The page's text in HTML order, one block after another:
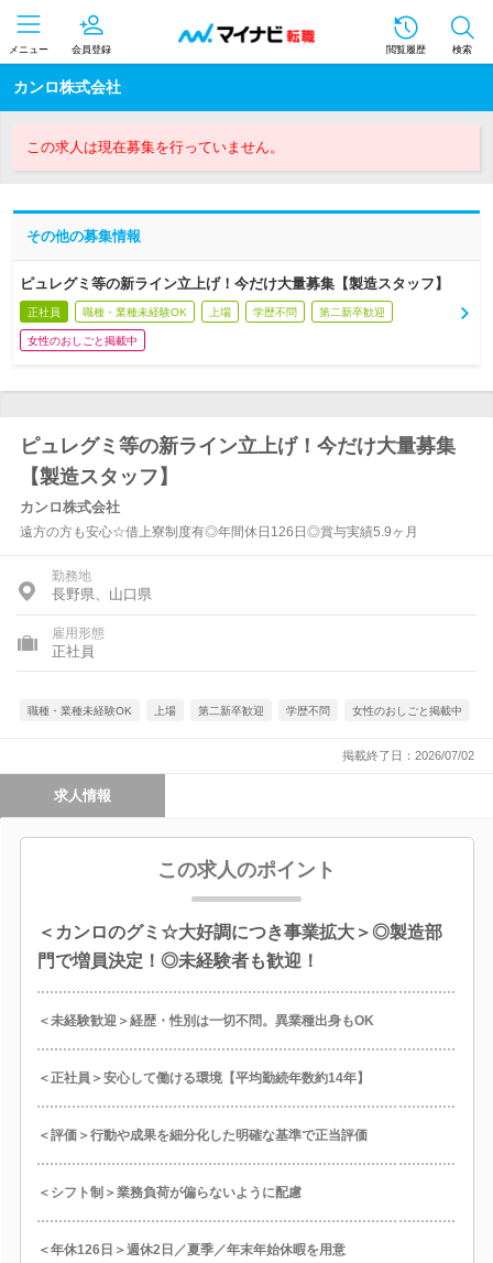
メニュー 会員登録 閲覧履歴 検索
カンロ株式会社
この求人は現在募集を行っていません。
その他の募集情報
ピュレグミ等の新ライン立上げ！今だけ大量募集【製造スタッフ】
正社員 職種・業種未経験OK 上場 学歴不問 第二新卒歓迎
女性のおしごと掲載中
ピュレグミ等の新ライン立上げ！今だけ大量募集
【製造スタッフ】
カンロ株式会社
遠方の方も安心☆借上寮制度有◎年間休日126日◎賞与実績5.9ヶ月
勤務地
長野県、山口県
雇用形態
正社員
職種・業種未経験OK 上場 第二新卒歓迎 学歴不問 女性のおしごと掲載中
掲載終了日：2026/07/02
求人情報
この求人のポイント
＜カンロのグミ☆大好調につき事業拡大＞◎製造部
門で増員決定！◎未経験者も歓迎！
＜未経験歓迎＞経歴・性別は一切不問。異業種出身もOK
＜正社員＞安心して働ける環境【平均勤続年数約14年】
＜評価＞行動や成果を細分化した明確な基準で正当評価
＜シフト制＞業務負荷が偏らないように配慮
＜年休126日＞週休2日／夏季／年末年始休暇を用意